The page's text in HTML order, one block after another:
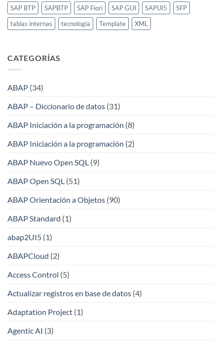
SAP BTP
SAPBTP SAP Fiori SAP GUI SAPUI5
SFP
tablas internas
tecnologia Template XML
CATEGORÍAS
ABAP (34)
ABAP – Diccionario de datos (31)
ABAP Iniciación a la programación (8)
ABAP Iniciación a la programación (2)
ABAP Nuevo Open SQL (9)
ABAP Open SQL (51)
ABAP Orientación a Objetos (90)
ABAP Standard (1)
abap2UI5 (1)
ABAPCloud (2)
Access Control (5)
Actualizar registros en base de datos (4)
Adaptation Project (1)
Agentic AI (3)